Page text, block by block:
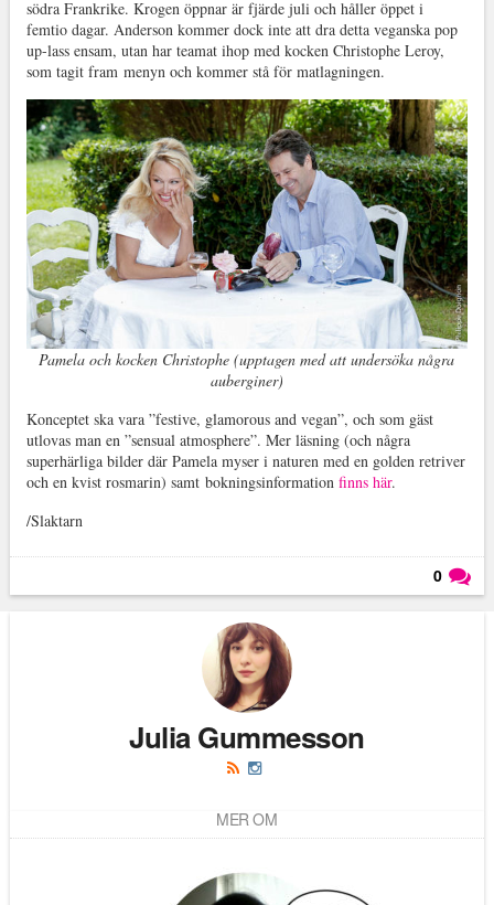
södra Frankrike. Krogen öppnar är fjärde juli och håller öppet i
femtio dagar. Anderson kommer dock inte att dra detta veganska pop
up-lass ensam, utan har teamat ihop med kocken Christophe Leroy,
som tagit fram menyn och kommer stå för matlagningen.
Pamela och kocken Christophe (upptagen med att undersöka några
auberginer)
Konceptet ska vara ”festive, glamorous and vegan”, och som gäst
utlovas man en ”sensual atmosphere”. Mer läsning (och några
superhärliga bilder där Pamela myser i naturen med en golden retriver
och en kvist rosmarin) samt bokningsinformation finns här.
/Slaktarn
0
Julia Gummesson
MER OM